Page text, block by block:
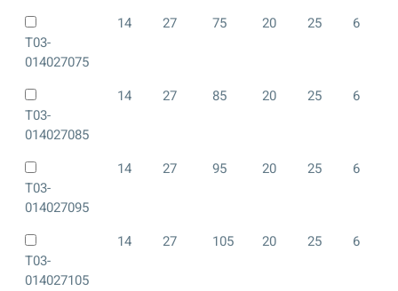
T03-
014027075
14 27 75 20 25 6
T03-
014027085
14 27 85 20 25 6
T03-
014027095
14 27 95 20 25 6
T03-
014027105
14 27 105 20 25 6